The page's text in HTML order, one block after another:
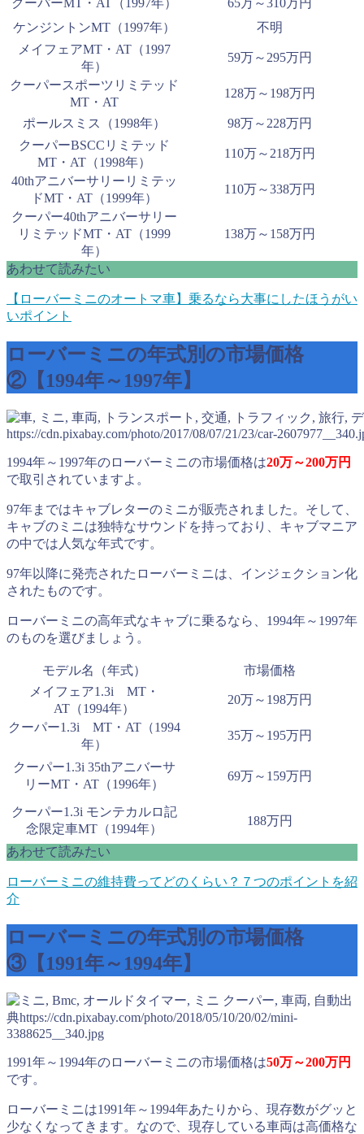
クーパーMT・AT（1997年）
65万～310万円
ケンジントンMT（1997年）
不明
メイフェアMT・AT（1997
年）
59万～295万円
クーパースポーツリミテッド
MT・AT
128万～198万円
ポールスミス（1998年）
98万～228万円
クーパーBSCCリミテッド
MT・AT（1998年）
110万～218万円
40thアニバーサリーリミテッ
ドMT・AT（1999年）
110万～338万円
クーパー40thアニバーサリー
リミテッドMT・AT（1999
年）
138万～158万円
あわせて読みたい
【ローバーミニのオートマ車】乗るなら大事にしたほうがい
いポイント
ローバーミニの年式別の市場価格
②【1994年～1997年】
https://cdn.pixabay.com/photo/2017/08/07/21/23/car-
1994年～1997年のローバーミニの市場価格は20万～200万円
で取引されていますよ。
97年まではキャブレターのミニが販売されました。そして、
キャブのミニは独特なサウンドを持っており、キャブマニア
の中では人気な年式です。
97年以降に発売されたローバーミニは、インジェクション化
されたものです。
ローバーミニの高年式なキャブに乗るなら、1994年～1997年
のものを選びましょう。
モデル名（年式）
市場価格
メイフェア1.3i MT・
AT（1994年）
20万～198万円
クーパー1.3i MT・AT（1994
年）
35万～195万円
クーパー1.3i 35thアニバーサ
リーMT・AT（1996年）
69万～159万円
クーパー1.3i モンテカルロ記
念限定車MT（1994年）
188万円
あわせて読みたい
ローバーミニの維持費ってどのくらい？７つのポイントを紹
介
ローバーミニの年式別の市場価格
③【1991年～1994年】
出
典https://cdn.pixabay.com/photo/2018/05/10/20/02/mini-
3388625__340.jpg
1991年～1994年のローバーミニの市場価格は50万～200万円
です。
ローバーミニは1991年～1994年あたりから、現存数がグッと
少なくなってきます。なので、現存している車両は高価格な